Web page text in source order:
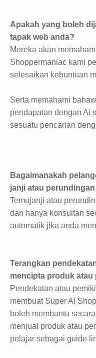
Apakah yang boleh
tapak web anda?
Mereka akan
Shoppermaniac kami
selesaikan kebuntuan
Serta memahami
pendapatan dengan Ai
sesuatu pencarian
Bagaimanakah
janji atau
Temujanji atau
dan hanya konsultan
automatik jika anda
Terangkan
mencipta produk atau
Pendekatan atau
membuat Super AI
boleh membantu
menjual produk atau
pelajar sebagai guide